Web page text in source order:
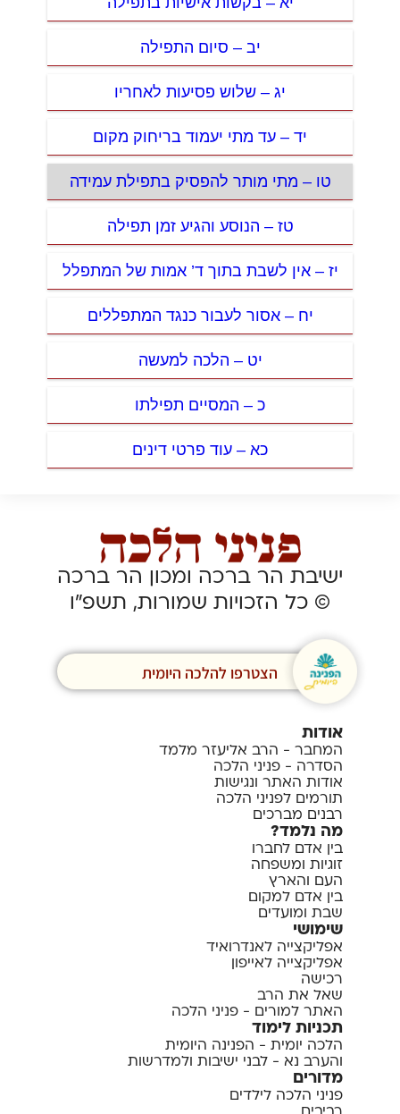
יב – סיום התפילה
יג – שלוש פסיעות לאחריו
יד – עד מתי יעמוד בריחוק מקום
טו – מתי מותר להפסיק בתפילת עמידה
טז – הנוסע והגיע זמן תפילה
יז – אין לשבת בתוך ד’ אמות של המתפלל
יח – אסור לעבור כנגד המתפללים
יט – הלכה למעשה
כ – המסיים תפילתו
כא – עוד פרטי דינים
ישיבת הר ברכה ומכון הר ברכה
© כל הזכויות שמורות, תשפ”ו
הצטרפו להלכה היומית
אודות
המחבר - הרב אליעזר מלמד
הסדרה - פניני הלכה
אודות האתר ונגישות
תורמים לפניני הלכה
רבנים מברכים
מה נלמד?
בין אדם לחברו
זוגיות ומשפחה
העם והארץ
בין אדם למקום
שבת ומועדים
שימושי
אפליקצייה לאנדרואיד
אפליקצייה לאייפון
רכישה
שאל את הרב
האתר למורים - פניני הלכה
תכניות לימוד
הלכה יומית - הפנינה היומית
והערב נא - לבני ישיבות ולמדרשות
מדורים
פניני הלכה לילדים